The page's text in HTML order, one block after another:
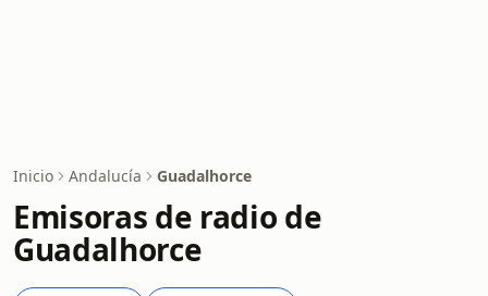
Inicio Andalucía Guadalhorce
Emisoras de radio de
Guadalhorce